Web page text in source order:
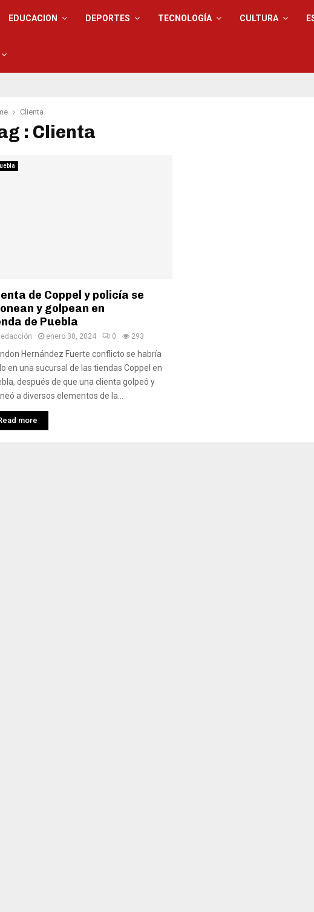
EDUCACION DEPORTES TECNOLOGÍA CULTURA
Clienta
: Clienta
de Coppel y policía se
y golpean en
de Puebla
enero 30, 2024 0 293
Hernández Fuerte conflicto se habría
en una sucursal de las tiendas Coppel en
después de que una clienta golpeó y
a diversos elementos de la...
more